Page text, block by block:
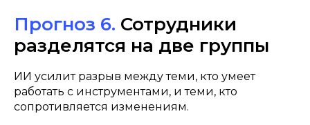
Прогноз 6. Сотрудники
разделятся на две группы
ИИ усилит разрыв между теми, кто умеет
работать с инструментами, и теми, кто
сопротивляется изменениям.